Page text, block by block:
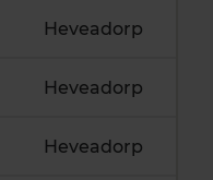
Heveadorp
Heveadorp
Heveadorp